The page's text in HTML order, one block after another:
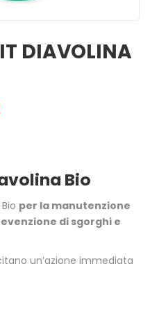
DIAVOLINA
era: 33,50€.
Bio
per la manutenzione
di sgorghi e
un’azione immediata
6,50€
ECOLOGICO 28pz